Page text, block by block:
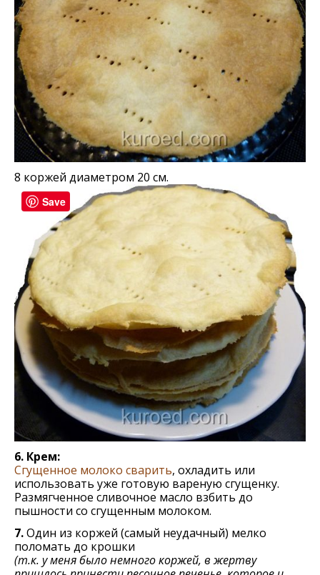
8 коржей диаметром 20 см.
6. Крем:
Сгущенное молоко сварить, охладить или
использовать уже готовую вареную сгущенку.
Размягченное сливочное масло взбить до
пышности со сгущенным молоком.
7.Один из коржей (самый неудачный) мелко
поломать до крошки
(т.к. у меня было немного коржей, в жертву
Save